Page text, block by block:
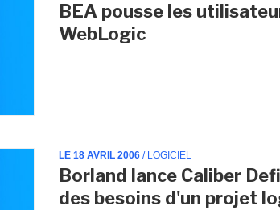
BEA pousse les
WebLogic
LE 18 AVRIL 2006 / LOGICIEL
Borland lance Caliber
des besoins d'un projet